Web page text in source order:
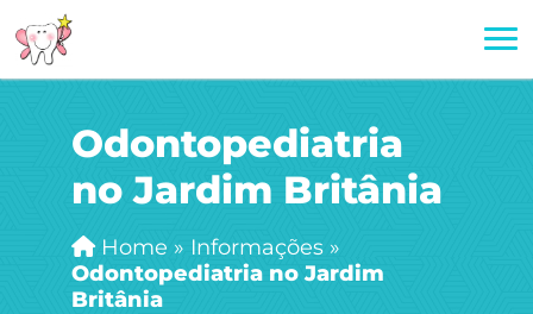
Odontopediatria
no Jardim Britânia
Home » Informações »
Odontopediatria no Jardim
Britânia